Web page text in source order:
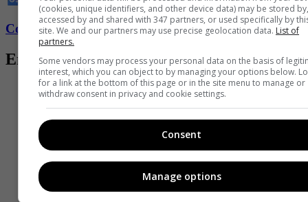
Conozca más de Fucsia aquí
Entradas relacionadas
(cookies, unique identifiers, and other device data) may be stored by,
accessed by and shared with 347 partners, or used specifically by
site. We and our partners may use precise geolocation data. List of
partners.
Some vendors may process your personal data on the basis of
interest, which you can object to by managing your options below.
for a link at the bottom of this page or in the site menu to manage or
withdraw consent in privacy and cookie settings.
Consent
Manage options